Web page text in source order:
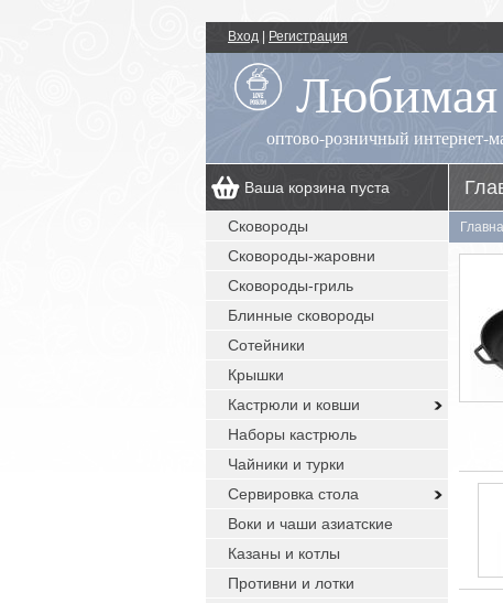
Вход Регистрация
Любимая
оптово-розничный интернет-
Ваша корзина пуста
+7 (495) 518-55-89
заказы с сайта: круглосуточно без
Сковороды
Сковороды-жаровни
Сковороды-гриль
Блинные сковороды
Сотейники
Крышки
Кастрюли и ковши
Наборы кастрюль
Чайники и турки
Сервировка стола
Воки и чаши азиатские
Казаны и котлы
Противни и лотки